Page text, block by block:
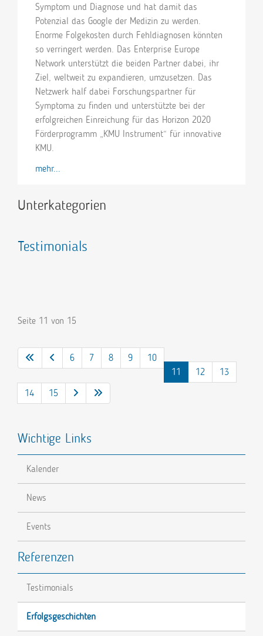
Symptom und Diagnose und hat damit das
Potenzial das Google der Medizin zu werden.
Enorme Folgekosten durch Fehldiagnosen könnten
so verringert werden. Das Enterprise Europe
Network unterstützt die beiden Partner dabei, ihr
Ziel, weltweit zu expandieren, umzusetzen. Das
Netzwerk half dabei Forschungspartner für
Symptoma zu finden und unterstützte bei der
erfolgreichen Einreichung für das Horizon 2020
Förderprogramm „KMU Instrument“ für innovative
KMU.
mehr...
Unterkategorien
Testimonials
Seite 11 von 15
6 7 8 9
10
11
12
13
14
15
Wichtige Links
Kalender
News
Events
Referenzen
Testimonials
Erfolgsgeschichten